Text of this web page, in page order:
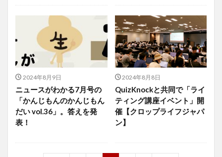
2024年8月9日
ニュースがわかる7月号の
「かんじもんのかんじもん
だい vol.36」。答えを発
表！
2024年8月8日
QuizKnockと共同で「ライ
ティング講座イベント」開
催【クロップライフジャパ
ン】